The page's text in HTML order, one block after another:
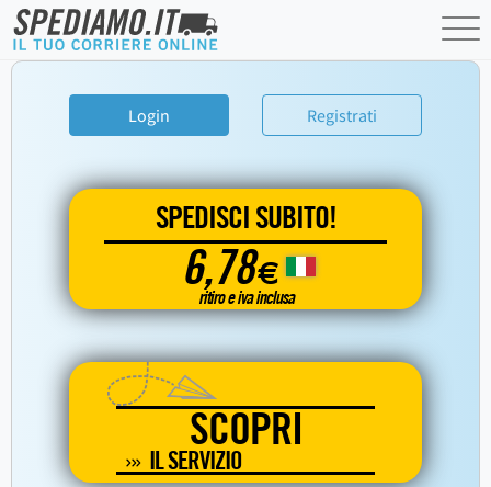
Login Registrati
SPEDISCI SUBITO!
6,78€
ritiro e iva inclusa
SCOPRI
IL SERVIZIO